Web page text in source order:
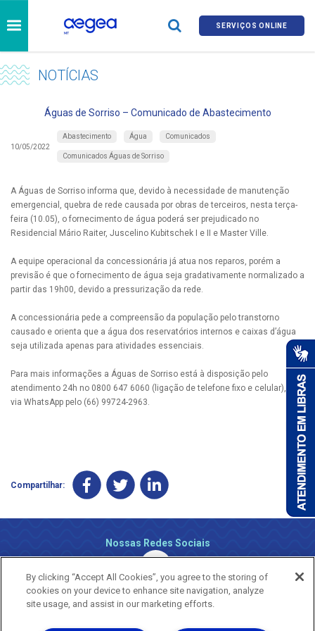
SERVIÇOS ONLINE
NOTÍCIAS
Águas de Sorriso – Comunicado de Abastecimento
10/05/2022
Abastecimento Água Comunicados
Comunicados Águas de Sorriso
A Águas de Sorriso informa que, devido à necessidade de manutenção
emergencial, quebra de rede causada por obras de terceiros, nesta terça-
feira (10.05), o fornecimento de água poderá ser prejudicado no
Residencial Mário Raiter, Juscelino Kubitschek I e II e Master Ville.
A equipe operacional da concessionária já atua nos reparos, porém a
previsão é que o fornecimento de água seja gradativamente normalizado a
partir das 19h00, devido a pressurização da rede.
A concessionária pede a compreensão da população pelo transtorno
causado e orienta que a água dos reservatórios internos e caixas d’água
seja utilizada apenas para atividades essenciais.
Para mais informações a Águas de Sorriso está à disposição pelo
atendimento 24h no 0800 647 6060 (ligação de telefone fixo e celular), ou
via WhatsApp pelo (66) 99724-2963.
Compartilhar:
Nossas Redes Sociais
By clicking “Accept All Cookies”, you agree to the storing of
cookies on your device to enhance site navigation, analyze
site usage, and assist in our marketing efforts.